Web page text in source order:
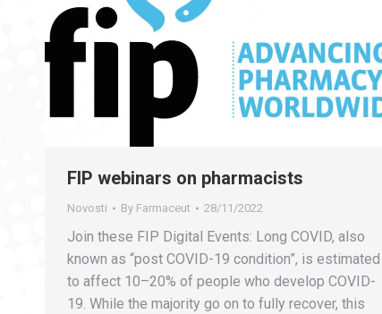
FIP webinars on pharmacists
Novosti By Farmaceut 28/11/2022
Join these FIP Digital Events: Long COVID, also
known as “post COVID-19 condition”, is estimated
to affect 10–20% of people who develop COVID-
19. While the majority go on to fully recover, this